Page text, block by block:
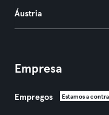
Áustria
Empresa
Empregos Estamos a